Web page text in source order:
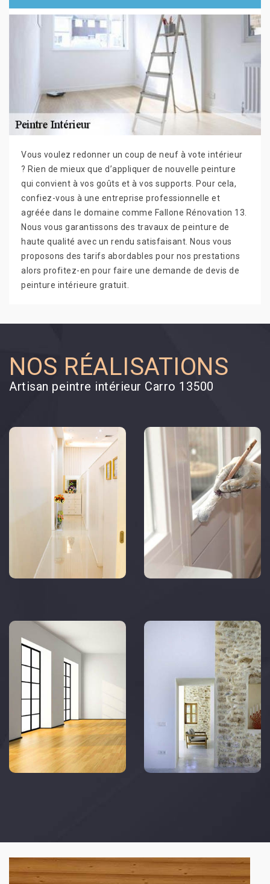
Vous voulez redonner un coup de neuf à vote intérieur
? Rien de mieux que d’appliquer de nouvelle peinture
qui convient à vos goûts et à vos supports. Pour cela,
confiez-vous à une entreprise professionnelle et
agréée dans le domaine comme Fallone Rénovation 13.
Nous vous garantissons des travaux de peinture de
haute qualité avec un rendu satisfaisant. Nous vous
proposons des tarifs abordables pour nos prestations
alors profitez-en pour faire une demande de devis de
peinture intérieure gratuit.
NOS RÉALISATIONS
Artisan peintre intérieur Carro 13500